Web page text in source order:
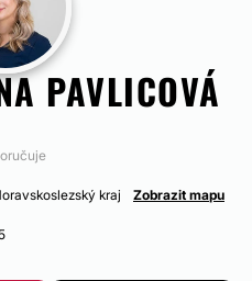
PAVLICOVÁ
kraj
Zobrazit mapu